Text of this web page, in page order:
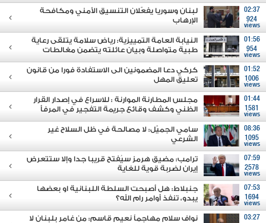
02:37
924
views
لبنان وسوريا يفعّلان التنسيق الأمني ومكافحة
الإرهاب
01:56
954
views
النيابة العامة التمييزية: رياض سلامة يتلقى رعاية
طبية متواصلة وبيان عائلته يتضمن مغالطات
01:52
1006
views
كركي دعا المضمونين الى الاستفادة فورا من قانون
تعليق المهل
01:44
1581
views
مجلس المطارنة الموارنة : للاسراع في إصدار القرار
الظني وكشف وقائع جريمة التفجير في المرفأ
08:36
1095
views
سامي الجميّل: لا مصالحة في ظل السلاح غير
الشرعي
07:59
2578
views
ترامب: مضيق هرمز سيُفتح قريبا جدا وإلا ستتعرض
إيران لضربة قوية للغاية
07:53
1694
views
جنبلاط: هل أصبحت السلطة اللبنانية او بعضها
يبدو، تنفذ أوامر رام الله؟
03:27
نواف سلام مهاجماً نعيم قاسم: من غامر بلبنان لا